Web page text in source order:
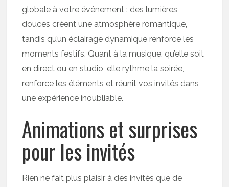
globale à votre événement : des lumières
douces créent une atmosphère romantique,
tandis qu’un éclairage dynamique renforce les
moments festifs. Quant à la musique, qu’elle soit
en direct ou en studio, elle rythme la soirée,
renforce les éléments et réunit vos invités dans
une expérience inoubliable.
Animations et surprises
pour les invités
Rien ne fait plus plaisir à des invités que de